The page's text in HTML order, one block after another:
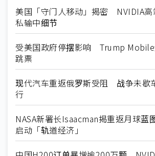
美国「守门人移动」揭密 NVIDIA高
私输中细节
受美国政府停摆影响 Trump
跳票
现代汽车重返俄罗斯受阻 战争未歇
行
NASA新署长Isaacman揭重返月球
启动「轨道经济」